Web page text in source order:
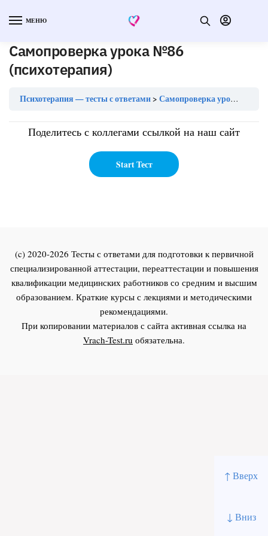
↑ Вверх
↓ Вниз
МЕНЮ
Самопроверка урока №86
(психотерапия)
Психотерапия — тесты с ответами Самопроверка урока №86 (психотерапия)
Поделитесь с коллегами ссылкой на наш сайт
(c) 2020-2026 Тесты с ответами для подготовки к первичной
специализированной аттестации, переаттестации и повышения
квалификации медицинских работников со средним и высшим
образованием. Краткие курсы с лекциями и методическими
рекомендациями.
При копировании материалов с сайта активная ссылка на
Vrach-Test.ru обязательна.